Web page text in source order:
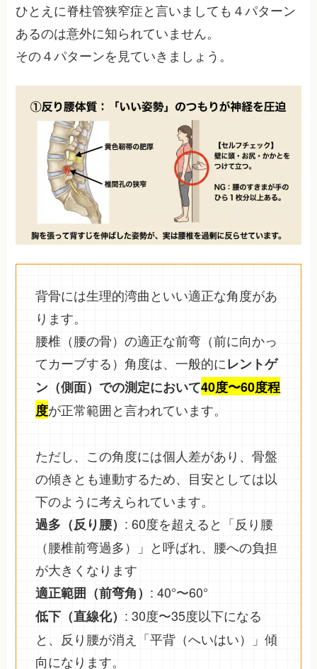
ひとえに脊柱管狭窄症と言いましても４パターン
あるのは意外に知られていません。
その４パターンを見ていきましょう。
背骨には生理的湾曲といい適正な角度があ
ります。
腰椎（腰の骨）の適正な前弯（前に向かっ
てカーブする）角度は、一般的にレントゲ
ン（側面）での測定において40度〜60度程
度が正常範囲と言われています。
ただし、この角度には個人差があり、骨盤
の傾きとも連動するため、目安としては以
下のように考えられています。
過多（反り腰） : 60度を超えると「反り腰
（腰椎前弯過多）」と呼ばれ、腰への負担
が大きくなります
適正範囲（前弯角） : 40°〜60°
低下（直線化） : 30度〜35度以下になる
と、反り腰が消え「平背（へいはい）」傾
向になります。